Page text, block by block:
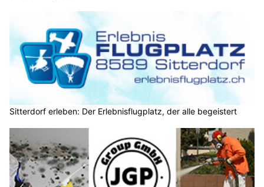
Sitterdorf erleben: Der Erlebnisflugplatz, der alle begeistert